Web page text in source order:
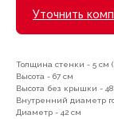
Уточнить
Толщина стенки - 5 см
Высота - 67 см
Высота без крышки -
Внутренний диаметр
Диаметр - 42 см